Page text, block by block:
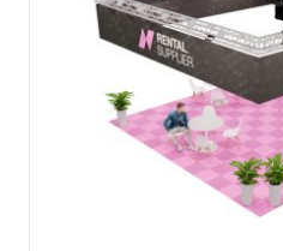
Truss carré van 7 x
en hangpunten
Afmetingen
passen (meerprijs)
Beschikbaar in